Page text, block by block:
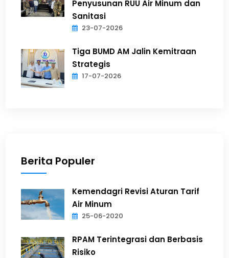
Penyusunan RUU Air Minum dan
Sanitasi
23-07-2026
Tiga BUMD AM Jalin Kemitraan
Strategis
17-07-2026
Berita Populer
Kemendagri Revisi Aturan Tarif
Air Minum
25-06-2020
RPAM Terintegrasi dan Berbasis
Risiko